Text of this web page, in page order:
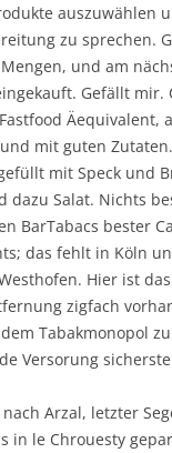
auszuwählen
zu sprechen.
und am
Gefällt mir.
Äequivalent,
mit guten
mit Speck und
dazu Salat. Nichts
BarTabacs bester
das fehlt in Köln
Hier ist
zigfach
Tabakmonopol
Versorung
Arzal, letzter
in le Chrouesty